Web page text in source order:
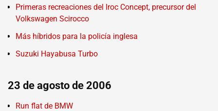
Primeras recreaciones del Iroc Concept, precursor del
Volkswagen Scirocco
Más híbridos para la policía inglesa
Suzuki Hayabusa Turbo
23 de agosto de 2006
Run flat de BMW